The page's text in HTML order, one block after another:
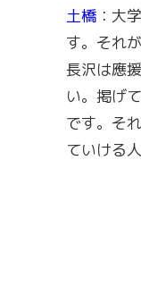
土橋 ：大
す。それ
長沢は應
い。掲げ
です。そ
ていける